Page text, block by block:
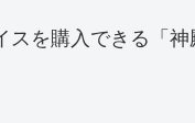
スを購入できる「